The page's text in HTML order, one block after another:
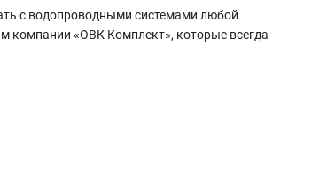
с водопроводными системами любой
компании «ОВК Комплект», которые всегда